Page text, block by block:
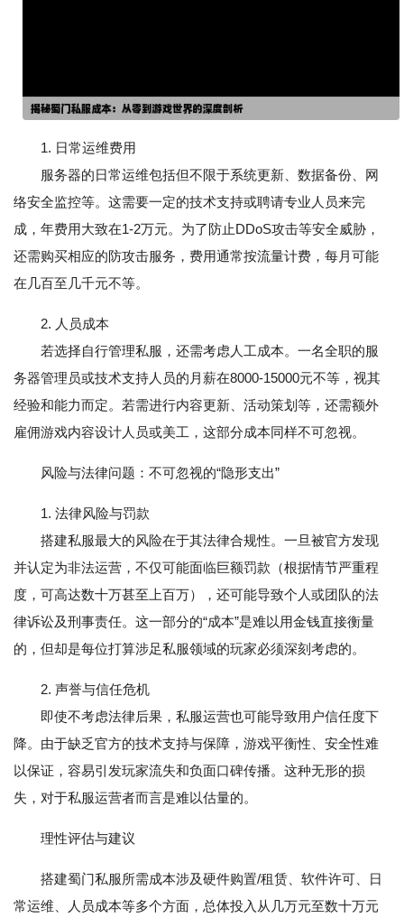
1. 日常运维费用
服务器的日常运维包括但不限于系统更新、数据备份、网
络安全监控等。这需要一定的技术支持或聘请专业人员来完
成，年费用大致在1-2万元。为了防止DDoS攻击等安全威胁，
还需购买相应的防攻击服务，费用通常按流量计费，每月可能
在几百至几千元不等。
2. 人员成本
若选择自行管理私服，还需考虑人工成本。一名全职的服
务器管理员或技术支持人员的月薪在8000-15000元不等，视其
经验和能力而定。若需进行内容更新、活动策划等，还需额外
雇佣游戏内容设计人员或美工，这部分成本同样不可忽视。
风险与法律问题：不可忽视的“隐形支出”
1. 法律风险与罚款
搭建私服最大的风险在于其法律合规性。一旦被官方发现
并认定为非法运营，不仅可能面临巨额罚款（根据情节严重程
度，可高达数十万甚至上百万），还可能导致个人或团队的法
律诉讼及刑事责任。这一部分的“成本”是难以用金钱直接衡量
的，但却是每位打算涉足私服领域的玩家必须深刻考虑的。
2. 声誉与信任危机
即使不考虑法律后果，私服运营也可能导致用户信任度下
降。由于缺乏官方的技术支持与保障，游戏平衡性、安全性难
以保证，容易引发玩家流失和负面口碑传播。这种无形的损
失，对于私服运营者而言是难以估量的。
理性评估与建议
搭建蜀门私服所需成本涉及硬件购置/租赁、软件许可、日
常运维、人员成本等多个方面，总体投入从几万元至数十万元